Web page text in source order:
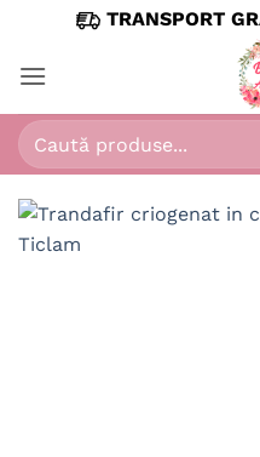
content
TRANSPORT
Caută
după: